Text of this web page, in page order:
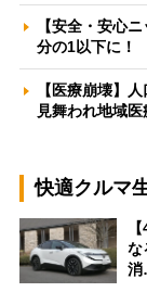
【安全・安心
分の1以下に
【医療崩壊】
見舞われ地域
快適クルマ
な